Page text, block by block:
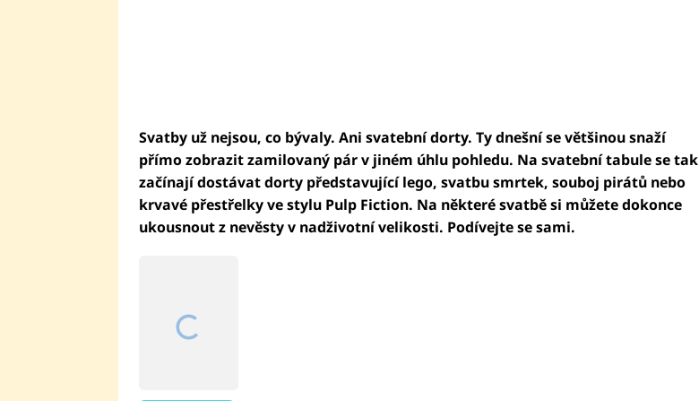
Svatby už nejsou, co bývaly. Ani svatební dorty. Ty dnešní se většinou snaží
přímo zobrazit zamilovaný pár v jiném úhlu pohledu. Na svatební tabule se tak
začínají dostávat dorty představující lego, svatbu smrtek, souboj pirátů nebo
krvavé přestřelky ve stylu Pulp Fiction. Na některé svatbě si můžete dokonce
ukousnout z nevěsty v nadživotní velikosti. Podívejte se sami.